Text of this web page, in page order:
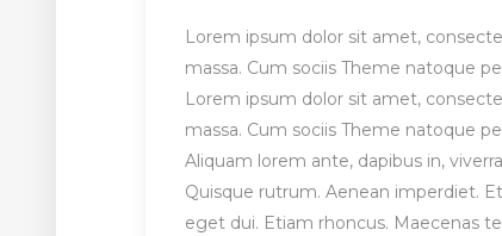
Lorem ipsum dolor sit amet,
massa. Cum sociis Theme natoque
Lorem ipsum dolor sit amet,
massa. Cum sociis Theme natoque
Aliquam lorem ante, dapibus in,
Quisque rutrum. Aenean imperdiet.
eget dui. Etiam rhoncus. Maecenas